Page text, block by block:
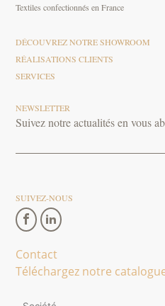
Textiles confectionnés en France
DÉCOUVREZ NOTRE SHOWROOM
RÉALISATIONS CLIENTS
SERVICES
NEWSLETTER
Suivez notre actualités en vous
SUIVEZ-NOUS
Contact
Téléchargez notre